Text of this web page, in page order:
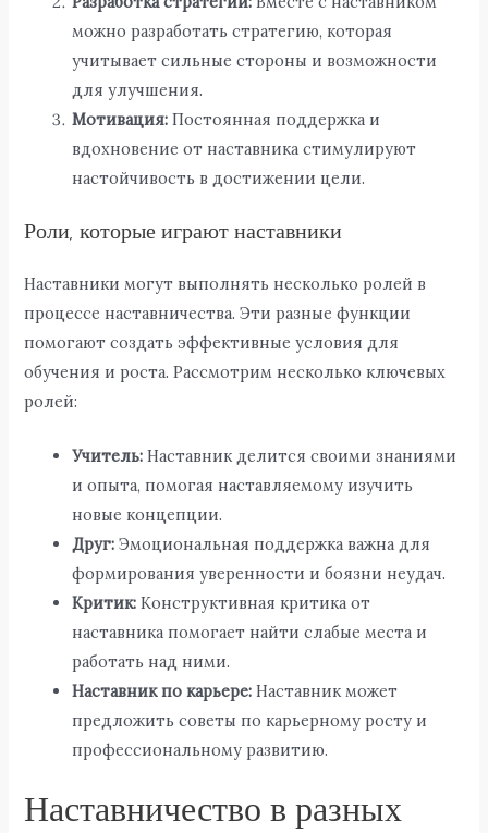
можно разработать стратегию, которая
учитывает сильные стороны и возможности
для улучшения.
Мотивация: Постоянная поддержка и
вдохновение от наставника стимулируют
настойчивость в достижении цели.
Роли, которые играют наставники
Наставники могут выполнять несколько ролей в
процессе наставничества. Эти разные функции
помогают создать эффективные условия для
обучения и роста. Рассмотрим несколько ключевых
ролей:
Учитель: Наставник делится своими знаниями
и опыта, помогая наставляемому изучить
новые концепции.
Друг: Эмоциональная поддержка важна для
формирования уверенности и боязни неудач.
Критик: Конструктивная критика от
наставника помогает найти слабые места и
работать над ними.
Наставник по карьере: Наставник может
предложить советы по карьерному росту и
профессиональному развитию.
Наставничество в разных